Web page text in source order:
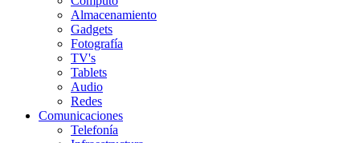
Almacenamiento
Gadgets
Fotografía
TV's
Tablets
Audio
Redes
Comunicaciones
Telefonía